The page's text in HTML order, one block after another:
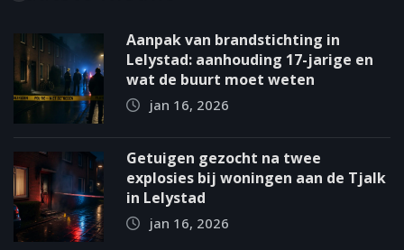
Aanpak van brandstichting in
Lelystad: aanhouding 17-jarige en
wat de buurt moet weten
jan 16, 2026
Getuigen gezocht na twee
explosies bij woningen aan de Tjalk
in Lelystad
jan 16, 2026